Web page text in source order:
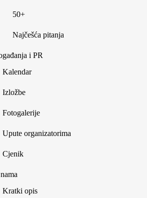
50+
Najčešća pitanja
i PR
Kalendar
Izložbe
Fotogalerije
Upute organizatorima
Cjenik
Kratki opis